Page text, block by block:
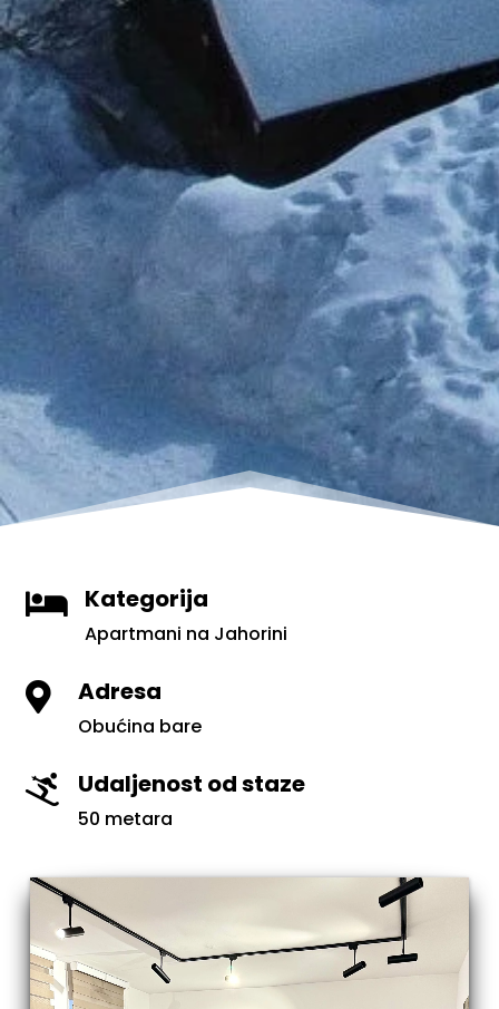
 Kategorija
Apartmani na Jahorini
 Adresa
Obućina bare
 Udaljenost od staze
50 metara